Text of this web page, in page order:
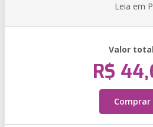
Leia em
Valor
R$
Comprar